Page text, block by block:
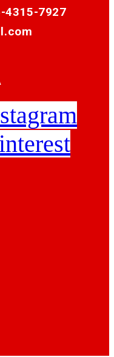
4315-7927